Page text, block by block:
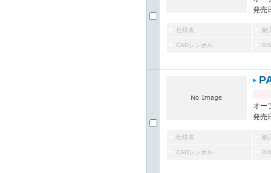
発売
仕様表 納
CADシンボル
オー
発売
仕様表 納
CADシンボル